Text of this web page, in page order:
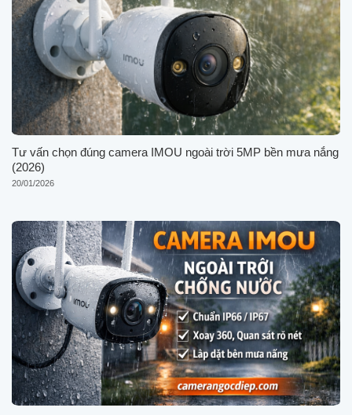
Tư vấn chọn đúng camera IMOU ngoài trời 5MP bền mưa nắng
(2026)
20/01/2026